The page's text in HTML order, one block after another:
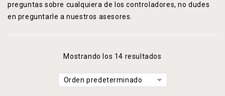
preguntas sobre cualquiera de los controladores, no dudes
en preguntarle a nuestros asesores.
Mostrando los 14 resultados
Orden predeterminado